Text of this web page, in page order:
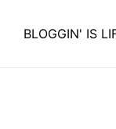
BLOGGIN' IS